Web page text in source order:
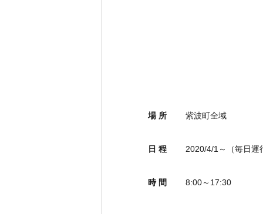
場 所 紫波町全域
日 程 2020/4/1～（毎日運
時 間 8:00～17:30